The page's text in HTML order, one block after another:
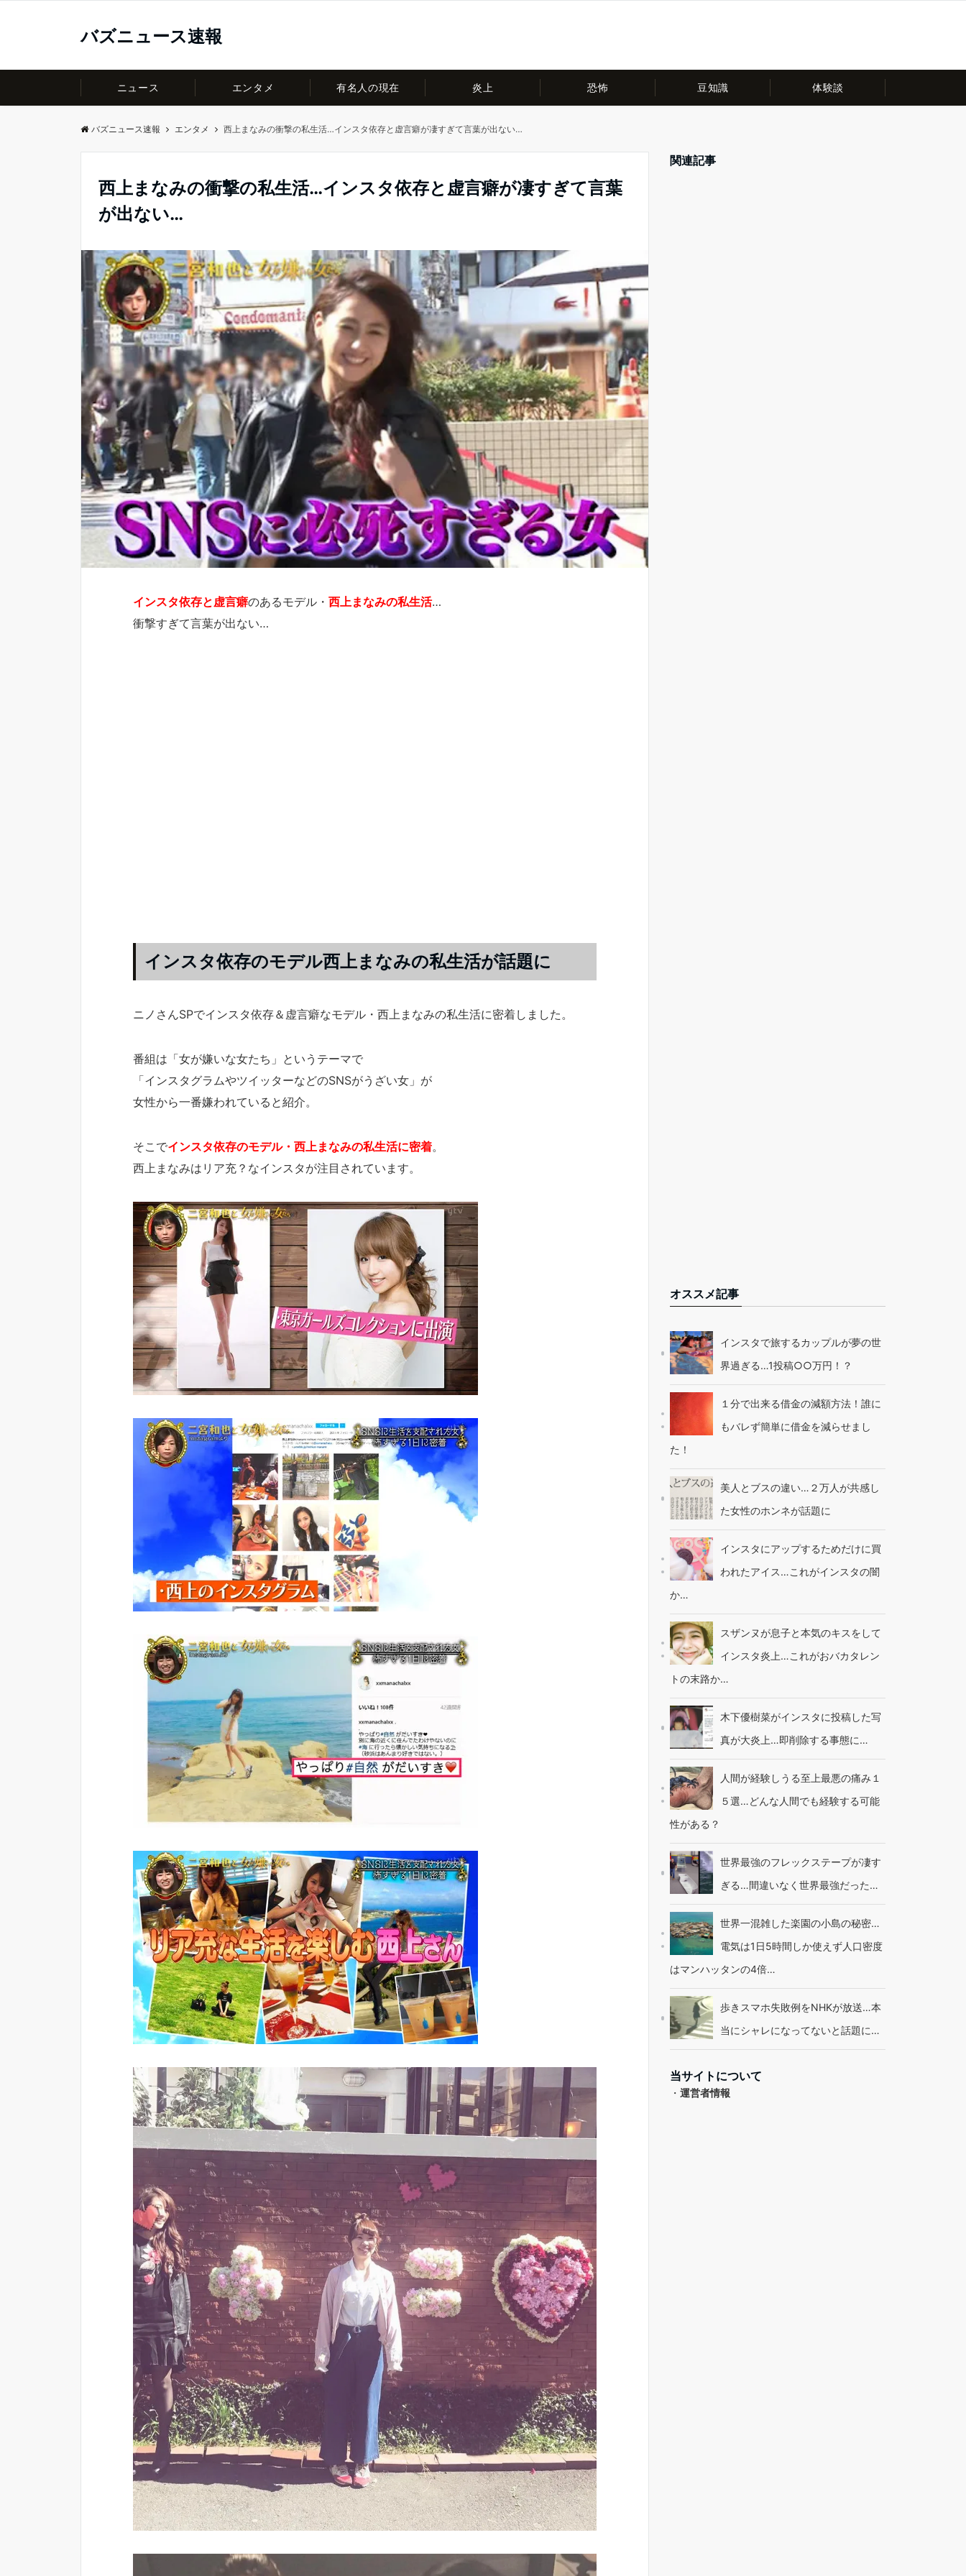
バズニュース速報
ニュース エンタメ 有名人の現在 炎上 恐怖 豆知識 体験談
バズニュース速報 エンタメ 西上まなみの衝撃の私生活…インスタ依存と虚言癖が凄すぎて言葉が出ない…
西上まなみの衝撃の私生活…インスタ依存と虚言癖が凄すぎて言葉
が出ない…
インスタ依存と虚言癖のあるモデル・ 西上まなみの私生活…
衝撃すぎて言葉が出ない…
インスタ依存のモデル西上まなみの私生活が話題に
ニノさんSPでインスタ依存＆虚言癖なモデル・西上まなみの私生活に密着しました。
番組は「女が嫌いな女たち」というテーマで
「インスタグラムやツイッターなどのSNSがうざい女」が
女性から一番嫌われていると紹介。
そこでインスタ依存のモデル・西上まなみの私生活に密着。
西上まなみはリア充？なインスタが注目されています。
関連記事
オススメ記事
インスタで旅するカップルが夢の世
界過ぎる…1投稿○○万円！？
１分で出来る借金の減額方法！誰に
もバレず簡単に借金を減らせまし
た！
美人とブスの違い…２万人が共感し
た女性のホンネが話題に
インスタにアップするためだけに買
われたアイス…これがインスタの闇
か…
スザンヌが息子と本気のキスをして
インスタ炎上…これがおバカタレン
トの末路か…
木下優樹菜がインスタに投稿した写
真が大炎上…即削除する事態に…
人間が経験しうる至上最悪の痛み１
５選…どんな人間でも経験する可能
性がある？
世界最強のフレックステープが凄す
ぎる…間違いなく世界最強だった…
世界一混雑した楽園の小島の秘密…
電気は1日5時間しか使えず人口密度
はマンハッタンの4倍…
歩きスマホ失敗例をNHKが放送…本
当にシャレになってないと話題に…
当サイトについて
・ 運営者情報